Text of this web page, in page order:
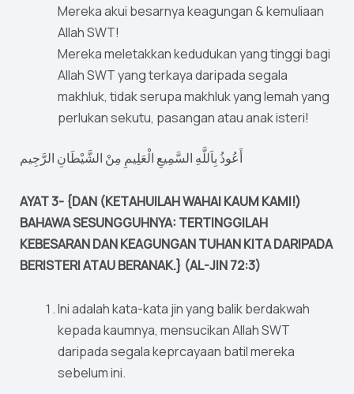
Mereka akui besarnya keagungan & kemuliaan
Allah SWT!
Mereka meletakkan kedudukan yang tinggi bagi
Allah SWT yang terkaya daripada segala
makhluk, tidak serupa makhluk yang lemah yang
perlukan sekutu, pasangan atau anak isteri!
أَعُوذُ بِاَللَّهِ السَّمِيعِ الْعَلِيمِ مِنْ الشَّيْطَانِ الرَّجِيم
AYAT 3- {DAN (KETAHUILAH WAHAI KAUM KAMI!)
BAHAWA SESUNGGUHNYA: TERTINGGILAH
KEBESARAN DAN KEAGUNGAN TUHAN KITA DARIPADA
BERISTERI ATAU BERANAK.} (AL-JIN 72:3)
Ini adalah kata-kata jin yang balik berdakwah
kepada kaumnya, mensucikan Allah SWT
daripada segala keprcayaan batil mereka
sebelum ini.